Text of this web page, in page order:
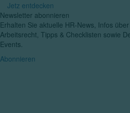
Jetz entdecken
Newsletter abonnieren
Erhalten Sie aktuelle HR-News, Infos
Arbeitsrecht, Tipps & Checklisten sowie
Events.
Abonnieren